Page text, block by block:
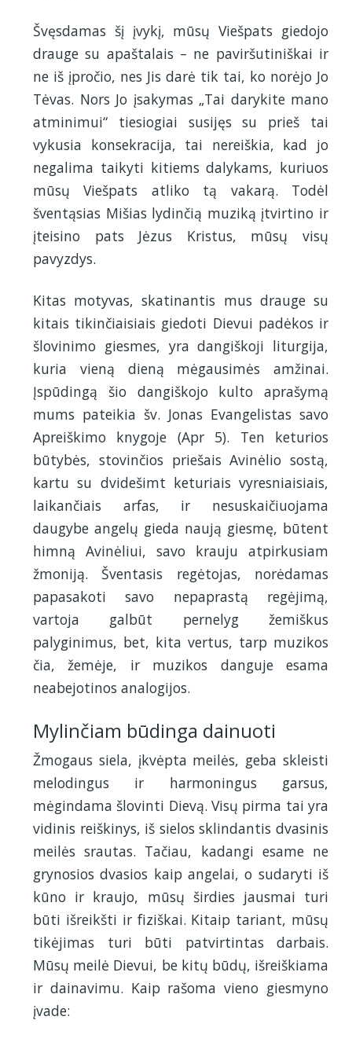
Švęsdamas šį įvykį, mūsų Viešpats giedojo
drauge su apaštalais – ne paviršutiniškai ir
ne iš įpročio, nes Jis darė tik tai, ko norėjo Jo
Tėvas. Nors Jo įsakymas „Tai darykite mano
atminimui“ tiesiogiai susijęs su prieš tai
vykusia konsekracija, tai nereiškia, kad jo
negalima taikyti kitiems dalykams, kuriuos
mūsų Viešpats atliko tą vakarą. Todėl
šventąsias Mišias lydinčią muziką įtvirtino ir
įteisino pats Jėzus Kristus, mūsų visų
pavyzdys.
Kitas motyvas, skatinantis mus drauge su
kitais tikinčiaisiais giedoti Dievui padėkos ir
šlovinimo giesmes, yra dangiškoji liturgija,
kuria vieną dieną mėgausimės amžinai.
Įspūdingą šio dangiškojo kulto aprašymą
mums pateikia šv. Jonas Evangelistas savo
Apreiškimo knygoje (Apr 5). Ten keturios
būtybės, stovinčios priešais Avinėlio sostą,
kartu su dvidešimt keturiais vyresniaisiais,
laikančiais arfas, ir nesuskaičiuojama
daugybe angelų gieda naują giesmę, būtent
himną Avinėliui, savo krauju atpirkusiam
žmoniją. Šventasis regėtojas, norėdamas
papasakoti savo nepaprastą regėjimą,
vartoja galbūt pernelyg žemiškus
palyginimus, bet, kita vertus, tarp muzikos
čia, žemėje, ir muzikos danguje esama
neabejotinos analogijos.
Mylinčiam būdinga dainuoti
Žmogaus siela, įkvėpta meilės, geba skleisti
melodingus ir harmoningus garsus,
mėgindama šlovinti Dievą. Visų pirma tai yra
vidinis reiškinys, iš sielos sklindantis dvasinis
meilės srautas. Tačiau, kadangi esame ne
grynosios dvasios kaip angelai, o sudaryti iš
kūno ir kraujo, mūsų širdies jausmai turi
būti išreikšti ir fiziškai. Kitaip tariant, mūsų
tikėjimas turi būti patvirtintas darbais.
Mūsų meilė Dievui, be kitų būdų, išreiškiama
ir dainavimu. Kaip rašoma vieno giesmyno
įvade: